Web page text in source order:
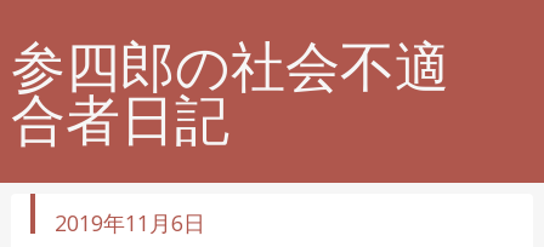
参四郎の社会不適
合者日記
投
2019年11月6日